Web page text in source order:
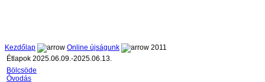
Kezdőlap Online újságunk
2011
Étlapok 2025.06.09.-2025.06.13.
Bölcsöde
Óvodás